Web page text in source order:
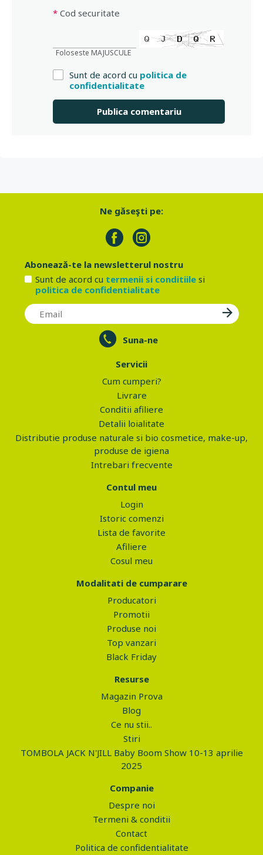
* Cod securitate
Foloseste MAJUSCULE
Sunt de acord cu politica de
confidentialitate
Ne găseşti pe:
Abonează-te la newsletterul nostru
Sunt de acord cu termenii si conditiilesi
politica de confidentialitate
Suna-ne
Servicii
Cum cumperi?
Livrare
Conditii afiliere
Detalii loialitate
Distributie produse naturale si bio cosmetice, make-up,
produse de igiena
Intrebari frecvente
Contul meu
Login
Istoric comenzi
Lista de favorite
Afiliere
Cosul meu
Modalitati de cumparare
Producatori
Promotii
Produse noi
Top vanzari
Black Friday
Resurse
Magazin Prova
Blog
Ce nu stii..
Stiri
TOMBOLA JACK N'JILL Baby Boom Show 10-13 aprilie
2025
Companie
Despre noi
Termeni & conditii
Contact
Politica de confidentialitate